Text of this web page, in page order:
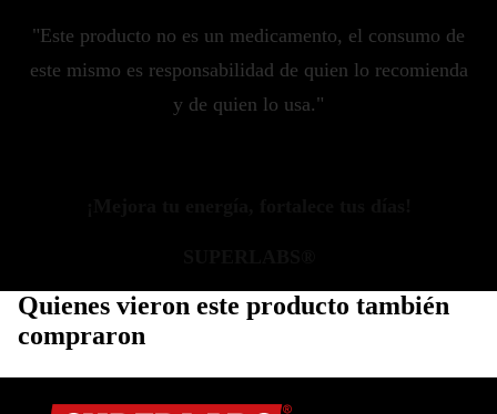
"Este producto no es un medicamento, el consumo de
este mismo es responsabilidad de quien lo recomienda
y de quien lo usa."
Quienes vieron este producto también
compraron